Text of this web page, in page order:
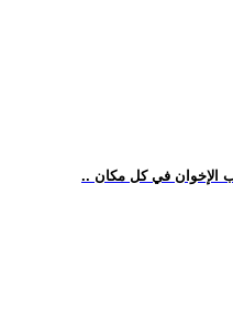
الإخوان في كل مكان